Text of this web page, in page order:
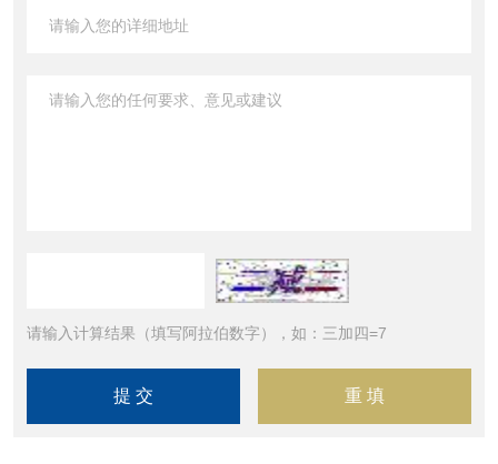
请输入计算结果（填写阿拉伯数字），如：三加四=7